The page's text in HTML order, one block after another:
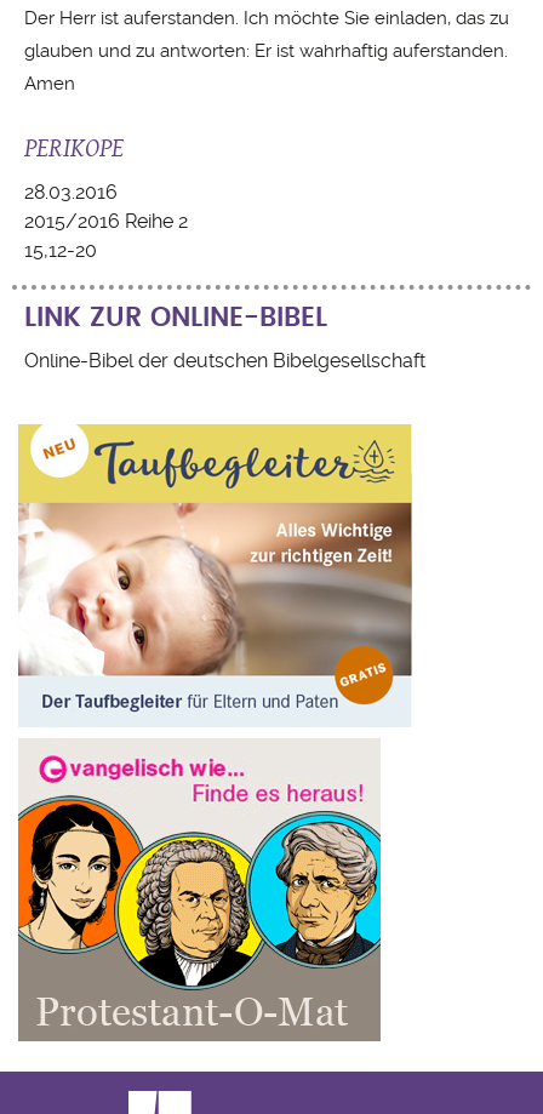
Der Herr ist auferstanden. Ich möchte Sie einladen, das zu
glauben und zu antworten: Er ist wahrhaftig auferstanden.
Amen
PERIKOPE
28.03.2016
2015/2016 Reihe 2
15,12-20
LINK ZUR ONLINE-BIBEL
Online-Bibel der deutschen Bibelgesellschaft